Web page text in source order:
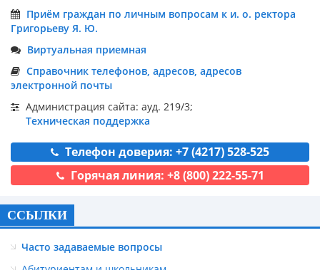
Приём граждан по личным вопросам к и. о. ректора
Григорьеву Я. Ю.
Виртуальная приемная
Справочник телефонов, адресов, адресов
электронной почты
Администрация сайта: ауд. 219/3;
Техническая поддержка
Телефон доверия: +7 (4217) 528-525
Горячая линия: +8 (800) 222-55-71
ССЫЛКИ
Часто задаваемые вопросы